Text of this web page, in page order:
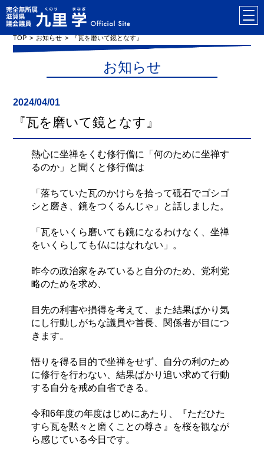
TOP お知らせ 『瓦を磨いて鏡となす』
お知らせ
2024/04/01
『瓦を磨いて鏡となす』
熱心に坐禅をくむ修行僧に「何のために坐禅す
るのか」と聞くと修行僧は
「落ちていた瓦のかけらを拾って砥石でゴシゴ
シと磨き、鏡をつくるんじゃ」と話しました。
「瓦をいくら磨いても鏡になるわけなく、坐禅
をいくらしても仏にはなれない」。
昨今の政治家をみていると自分のため、党利党
略のためを求め、
目先の利害や損得を考えて、また結果ばかり気
にし行動しがちな議員や首長、関係者が目につ
きます。
悟りを得る目的で坐禅をせず、自分の利のため
に修行を行わない、結果ばかり追い求めて行動
する自分を戒め自省できる。
令和6年度の年度はじめにあたり、『ただひた
すら瓦を黙々と磨くことの尊さ』を桜を観なが
ら感じている今日です。